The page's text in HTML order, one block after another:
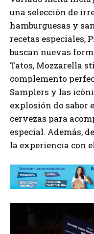
una selección de
hamburguesas y
recetas especiales,
buscan nuevas
Tatos, Mozzarella
complemento
Samplers y las
explosión do sabor
cervezas para
especial. Además,
la experiencia con